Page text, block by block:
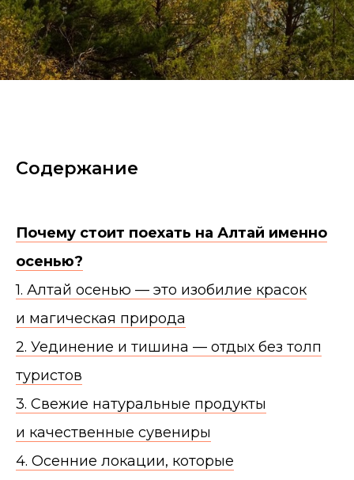
Содержание
Почему стоит поехать на Алтай именно
осенью?
1. Алтай осенью — это изобилие красок
и магическая природа
2. Уединение и тишина — отдых без толп
туристов
3. Свежие натуральные продукты
и качественные сувениры
4. Осенние локации, которые